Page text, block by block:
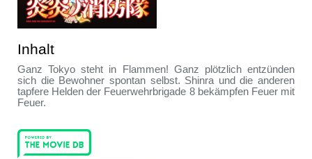
Inhalt
Ganz Tokyo steht in Flammen! Ganz plötzlich entzünden
sich die Bewohner spontan selbst. Shinra und die anderen
tapfere Helden der Feuerwehrbrigade 8 bekämpfen Feuer mit
Feuer.